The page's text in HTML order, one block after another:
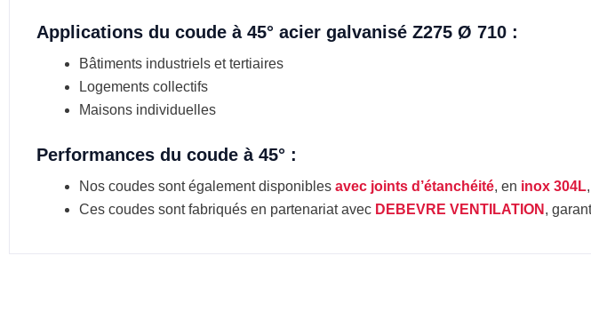
Applications du coude à 45° acier galvanisé Z275 Ø 710 :
Bâtiments industriels et tertiaires
Logements collectifs
Maisons individuelles
Performances du coude à 45° :
Nos coudes sont également disponibles avec joints d’étanchéité, en inox 304L
Ces coudes sont fabriqués en partenariat avec DEBEVRE VENTILATION ,